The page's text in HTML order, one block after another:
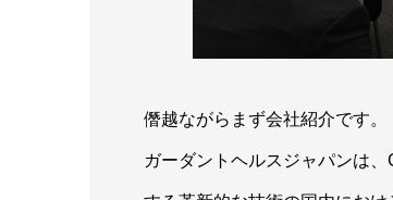
僭越ながらまず会社紹介です。
ガーダントヘルスジャパンは